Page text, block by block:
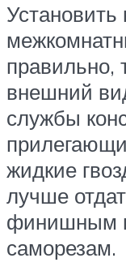
правильно,
внешний
службы
жидкие
лучше
финишным
саморезам.